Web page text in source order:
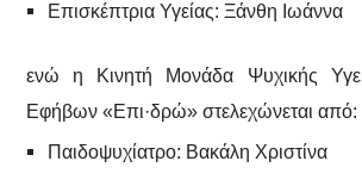
Επισκέπτρια Υγείας: Ξάνθη Ιωάννα
ενώ η Κινητή Μονάδα Ψυχικής
Εφήβων «Επι·δρώ» στελεχώνεται από:
Παιδοψυχίατρο: Βακάλη Χριστίνα